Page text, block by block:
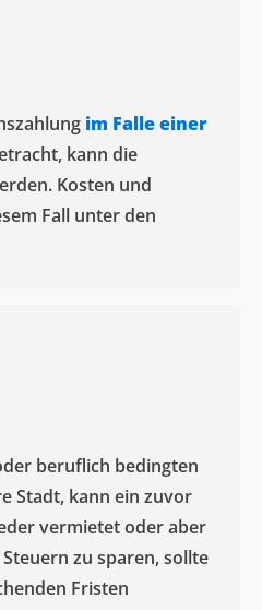
im Falle einer
kann die
Kosten und
Fall unter den
beruflich bedingten
Stadt, kann ein zuvor
vermietet oder aber
zu sparen, sollte
Fristen